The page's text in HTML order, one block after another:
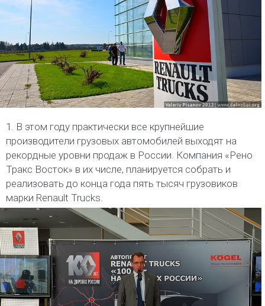
1. В этом году практически все крупнейшие
производители грузовых автомобилей выходят на
рекордные уровни продаж в России. Компания «Рено
Тракс Восток» в их числе, планируется собрать и
реализовать до конца года пять тысяч грузовиков
марки Renault Trucks.